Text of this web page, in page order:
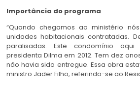
Importância do programa
“Quando chegamos ao ministério
unidades habitacionais contratadas.
paralisadas. Este condomínio
presidenta Dilma em 2012. Tem dez
não havia sido entregue. Essa obra
ministro Jader Filho, referindo-se ao